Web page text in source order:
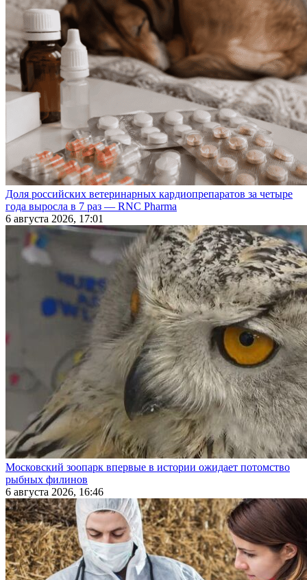
Доля российских ветеринарных кардиопрепаратов за четыре
года выросла в 7 раз — RNC Pharma
6 августа 2026, 17:01
Московский зоопарк впервые в истории ожидает потомство
рыбных филинов
6 августа 2026, 16:46